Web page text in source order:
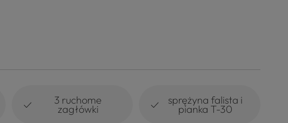
✓ 3 ruchome
zagłówki ✓ sprężyna falista i
pianka T-30